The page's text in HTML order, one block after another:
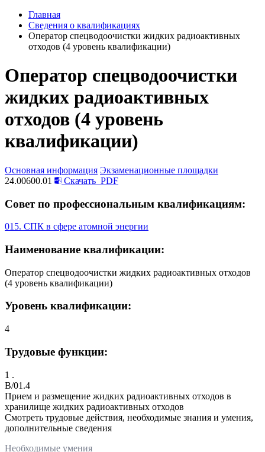
Главная
Сведения о квалификациях
Оператор спецводоочистки жидких радиоактивных
отходов (4 уровень квалификации)
Оператор спецводоочистки
жидких радиоактивных
отходов (4 уровень
квалификации)
Основная информация Экзаменационные площадки
24.00600.01
Скачать PDF
Совет по профессиональным квалификациям:
015. СПК в сфере атомной энергии
Наименование квалификации:
Оператор спецводоочистки жидких радиоактивных отходов
(4 уровень квалификации)
Уровень квалификации:
4
Трудовые функции:
1 .
B/01.4
Прием и размещение жидких радиоактивных отходов в
хранилище жидких радиоактивных отходов
Смотреть трудовые действия, необходимые знания и умения,
дополнительные сведения
Необходимые умения